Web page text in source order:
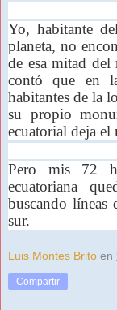
Yo, habitante
planeta, no
de esa mitad
contó que en
habitantes de la
su propio
ecuatorial deja el
Pero mis 72
ecuatoriana
buscando
sur.
Luis Montes Brito en
Compartir